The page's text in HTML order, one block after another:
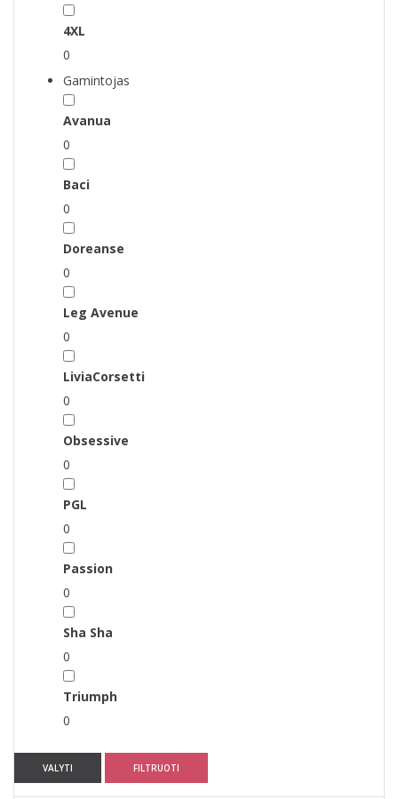
4XL
0
Gamintojas
Avanua
0
Baci
0
Doreanse
0
Leg Avenue
0
LiviaCorsetti
0
Obsessive
0
PGL
0
Passion
0
Sha Sha
0
Triumph
0
VALYTI FILTRUOTI